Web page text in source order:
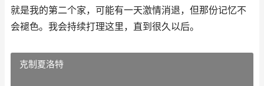
就是我的第二个家，可能有一天激情消退，但那份记忆不
会褪色。我会持续打理这里，直到很久以后。
克制夏洛特